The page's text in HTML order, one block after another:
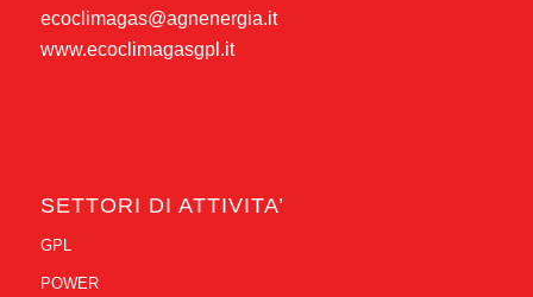
ecoclimagas@agnenergia.it
www.ecoclimagasgpl.it
SETTORI DI ATTIVITA’
GPL
POWER